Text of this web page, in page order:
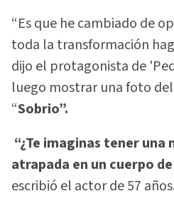
“Es que he cambiado de
toda la transformación
dijo el protagonista de
luego mostrar una foto
“Sobrio”.
“¿Te imaginas tener una
atrapada en un cuerpo
escribió el actor de 57 años.